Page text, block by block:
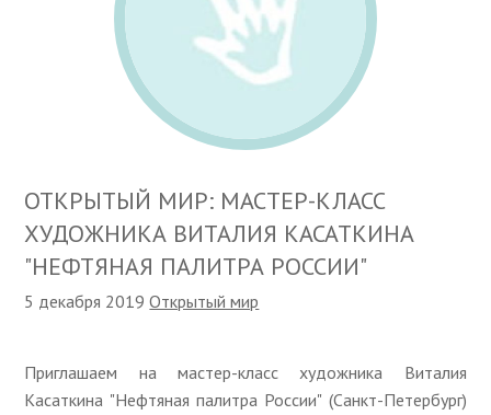
ОТКРЫТЫЙ МИР: МАСТЕР-КЛАСС
ХУДОЖНИКА ВИТАЛИЯ КАСАТКИНА
"НЕФТЯНАЯ ПАЛИТРА РОССИИ"
5 декабря 2019Открытый мир
Приглашаем на мастер-класс художника Виталия
Касаткина "Нефтяная палитра России" (Санкт-Петербург)